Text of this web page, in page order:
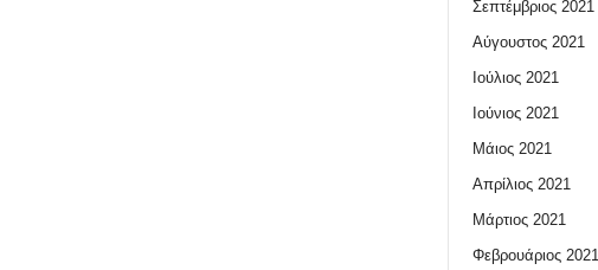
Σεπτέμβριος 2021
Αύγουστος 2021
Ιούλιος 2021
Ιούνιος 2021
Μάιος 2021
Απρίλιος 2021
Μάρτιος 2021
Φεβρουάριος 2021